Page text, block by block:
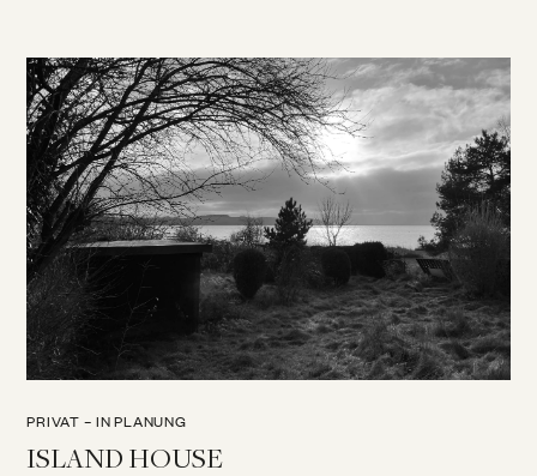
PRIVAT – IN PLANUNG
ISLAND HOUSE